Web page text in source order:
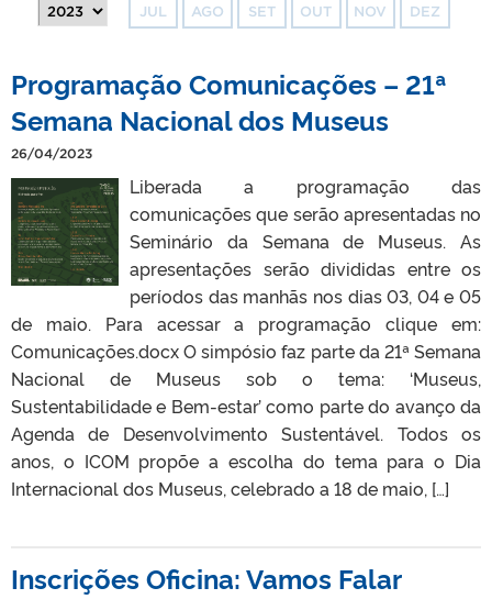
JUL AGO SET OUT NOV DEZ
Programação Comunicações – 21ª
Semana Nacional dos Museus
26/04/2023
Liberada a programação das
comunicações que serão apresentadas no
Seminário da Semana de Museus. As
apresentações serão divididas entre os
períodos das manhãs nos dias 03, 04 e 05
de maio. Para acessar a programação clique em:
Comunicações.docx O simpósio faz parte da 21ª Semana
Nacional de Museus sob o tema: ‘Museus,
Sustentabilidade e Bem-estar’ como parte do avanço da
Agenda de Desenvolvimento Sustentável. Todos os
anos, o ICOM propõe a escolha do tema para o Dia
Internacional dos Museus, celebrado a 18 de maio, […]
Inscrições Oficina: Vamos Falar